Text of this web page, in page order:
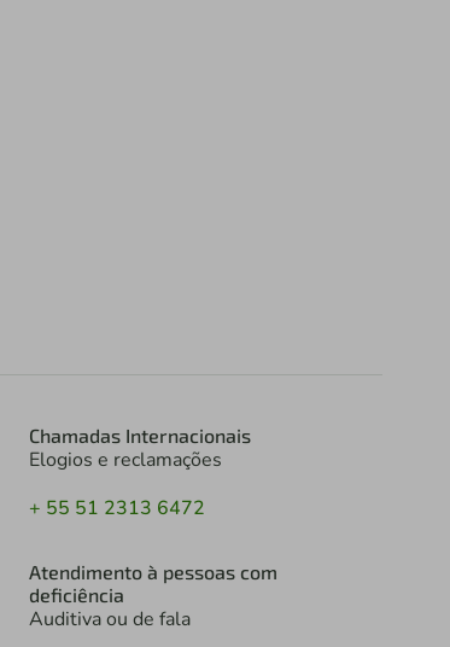
Chamadas Internacionais
Elogios e reclamações
+ 55 51 2313 6472
Atendimento à pessoas com
deficiência
Auditiva ou de fala